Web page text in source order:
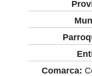
Comarca: